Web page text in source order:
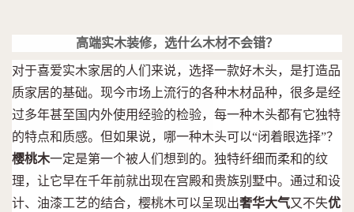
高端实木装修，选什么木材不会错？
对于喜爱实木家居的人们来说，选择一款好木头，是打造品
质家居的基础。现今市场上流行的各种木材品种，很多是经
过多年甚至国内外使用经验的检验，每一种木头都有它独特
的特点和质感。但如果说，哪一种木头可以“闭着眼选择”？
樱桃木一定是第一个被人们想到的。独特纤细而柔和的纹
理，让它早在千年前就出现在宫殿和贵族别墅中。通过和设
计、油漆工艺的结合，樱桃木可以呈现出奢华大气又不失优